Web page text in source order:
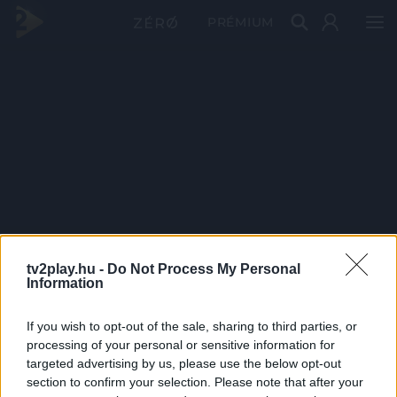
tv2play.hu - Do Not Process My Personal
Information
If you wish to opt-out of the sale, sharing to third parties, or
processing of your personal or sensitive information for
targeted advertising by us, please use the below opt-out
section to confirm your selection. Please note that after your